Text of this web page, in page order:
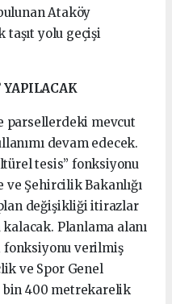
Ataköy
taşıt yolu geçişi
YAPILACAK
parsellerdeki mevcut
devam edecek.
tesis” fonksiyonu
ve Şehircilik Bakanlığı
değişikliği itirazlar
kalacak. Planlama alanı
fonksiyonu verilmiş
ve Spor Genel
400 metrekarelik